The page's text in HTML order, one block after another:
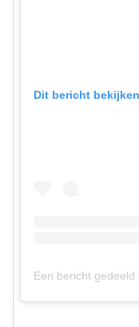
Dit bericht